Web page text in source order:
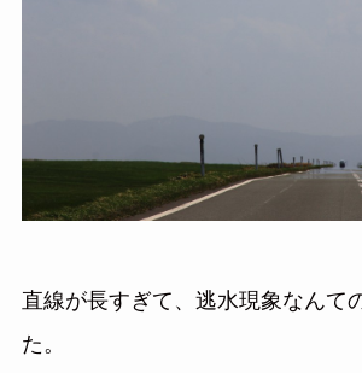
直線が長すぎて、逃水現象なんて
た。